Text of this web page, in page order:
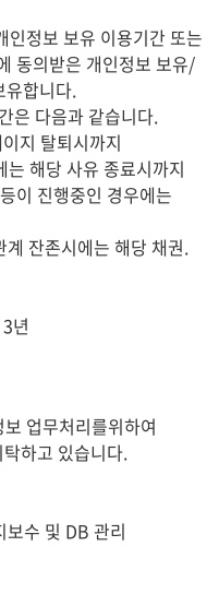
정보 보유 이용기간 또는
동의받은 개인정보 보유/
유합니다.
은 다음과 같습니다.
지 탈퇴시까지
해당 사유 종료시까지
이 진행중인 경우에는
잔존시에는 해당 채권.
년
업무처리를위하여
하고 있습니다.
수 및 DB 관리